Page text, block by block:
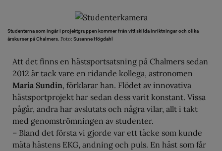
Studenterna som ingår i projektgruppen kommer från vitt skilda inriktningar och olika
årskurser på Chalmers. Foto: Susanne Högdahl
Att det finns en hästsportsatsning på Chalmers sedan
2012 är tack vare en ridande kollega, astronomen
Maria Sundin, förklarar han. Flödet av innovativa
hästsportprojekt har sedan dess varit konstant. Vissa
pågår, andra har avslutats och några vilar, allt i takt
med genomströmningen av studenter.
– Bland det första vi gjorde var ett täcke som kunde
mäta hästens EKG, andning och puls. En häst som får